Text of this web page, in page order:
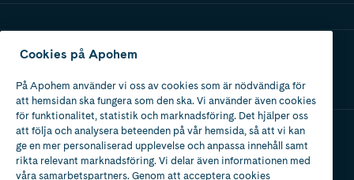
Ladda ner vår app
Apotek med tillstånd
av Läkemedelsverket
Cookies på Apohem
På Apohem använder vi oss av cookies som är nödvändiga för
att hemsidan ska fungera som den ska. Vi använder även cookies
för funktionalitet, statistik och marknadsföring. Det hjälper oss
att följa och analysera beteenden på vår hemsida, så att vi kan
ge en mer personaliserad upplevelse och anpassa innehåll samt
rikta relevant marknadsföring. Vi delar även informationen med
våra samarbetspartners. Genom att acceptera cookies